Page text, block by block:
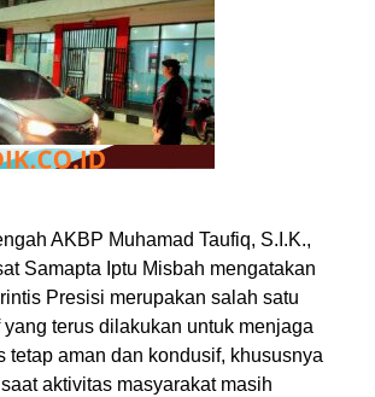
AKBP Muhamad Taufiq, S.I.K.,
Samapta Iptu Misbah mengatakan
Presisi merupakan salah satu
yang terus dilakukan untuk menjaga
tetap aman dan kondusif, khususnya
aktivitas masyarakat masih